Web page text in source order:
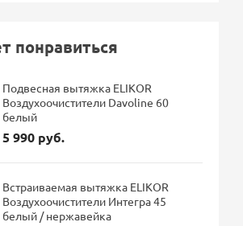
понравиться
Подвесная вытяжка ELIKOR
Воздухоочистители Davoline 60
белый
5 990 руб.
Встраиваемая вытяжка ELIKOR
Воздухоочистители Интегра 45
белый / нержавейка